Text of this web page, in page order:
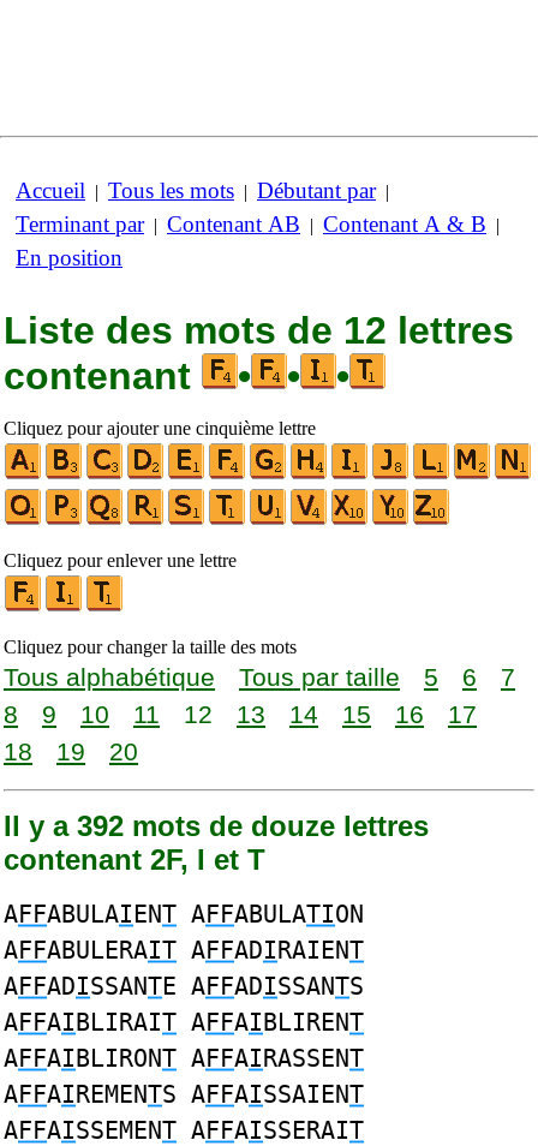
Accueil | Tous les mots | Débutant par|
Terminant par| Contenant AB | Contenant A & B |
En position
Liste des mots de 12 lettres
contenant
• • •
Cliquez pour ajouter une cinquième lettre
Cliquez pour enlever une lettre
Cliquez pour changer la taille des mots
Tous alphabétique Tous par taille 5 6
7
8
9 10 11 12 13 14 15 16
17
18
19 20
Il y a 392 mots de douze lettres
contenant 2F, I et T
AFFABULAIENT AFFABULATION
AFFABULERAIT AFFADIRAIENT
AFFADISSANTE AFFADISSANTS
AFFAIBLIRAIT AFFAIBLIRENT
AFFAIBLIRONT AFFAIRASSENT
AFFAIREMENTS AFFAISSAIENT
AFFAISSEMENT AFFAISSERAIT